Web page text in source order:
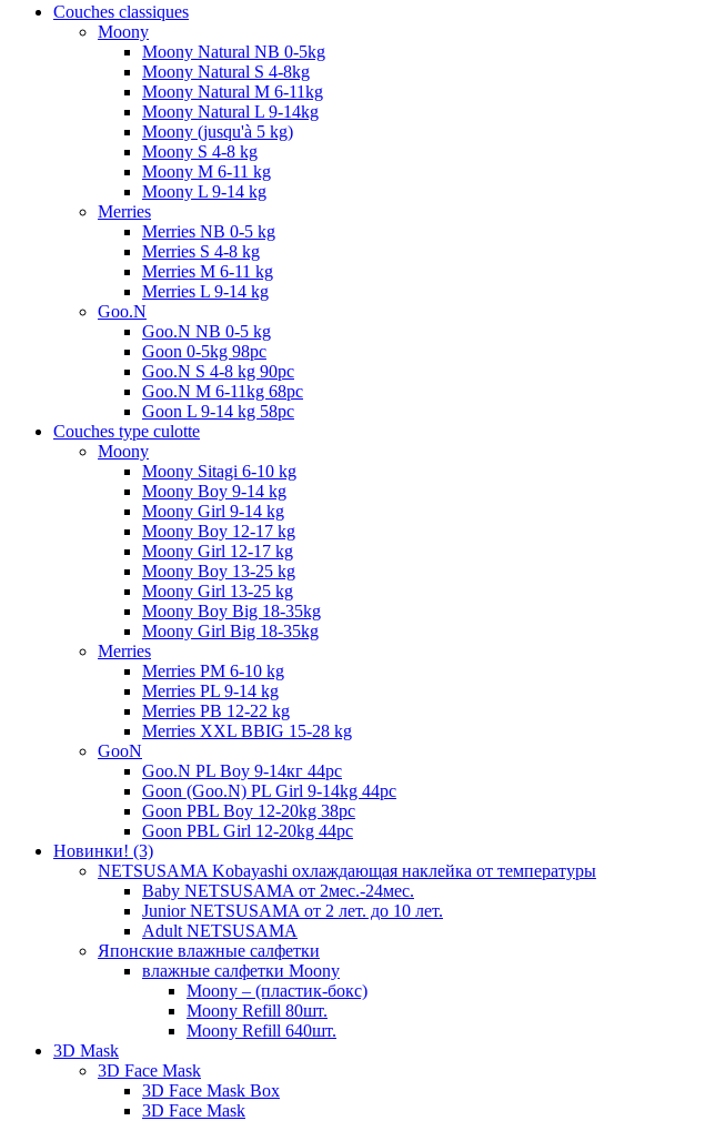
Couches classiques
Moony
Moony Natural NB 0-5kg
Moony Natural S 4-8kg
Moony Natural M 6-11kg
Moony Natural L 9-14kg
Moony (jusqu'à 5 kg)
Moony S 4-8 kg
Moony M 6-11 kg
Moony L 9-14 kg
Merries
Merries NB 0-5 kg
Merries S 4-8 kg
Merries M 6-11 kg
Merries L 9-14 kg
Goo.N
Goo.N NB 0-5 kg
Goon 0-5kg 98pc
Goo.N S 4-8 kg 90pc
Goo.N M 6-11kg 68pc
Goon L 9-14 kg 58pc
Couches type culotte
Moony
Moony Sitagi 6-10 kg
Moony Boy 9-14 kg
Moony Girl 9-14 kg
Moony Boy 12-17 kg
Moony Girl 12-17 kg
Moony Boy 13-25 kg
Moony Girl 13-25 kg
Moony Boy Big 18-35kg
Moony Girl Big 18-35kg
Merries
Merries PM 6-10 kg
Merries PL 9-14 kg
Merries PB 12-22 kg
Merries XXL BBIG 15-28 kg
GooN
Goo.N PL Boy 9-14кг 44pc
Goon (Goo.N) PL Girl 9-14kg 44pc
Goon PBL Boy 12-20kg 38pc
Goon PBL Girl 12-20kg 44pc
Новинки! (3)
NETSUSAMA Kobayashi охлаждающая наклейка от температуры
Baby NETSUSAMA от 2мес.-24мес.
Junior NETSUSAMA от 2 лет. до 10 лет.
Adult NETSUSAMA
Японские влажные салфетки
влажные салфетки Moony
Moony – (пластик-бокс)
Moony Refill 80шт.
Moony Refill 640шт.
3D Mask
3D Face Mask
3D Face Mask Box
3D Face Mask